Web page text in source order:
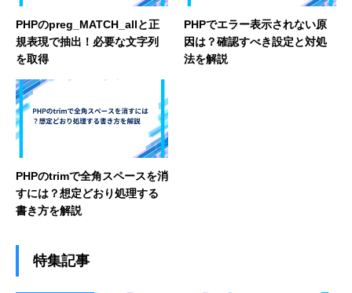
PHPのpreg_MATCH_allと正
規表現で抽出！必要な文字列
を取得
PHPでエラー表示されない原
因は？確認すべき設定と対処
法を解説
PHPのtrimで全角スペースを消
すには？想定どおり処理する
書き方を解説
特集記事